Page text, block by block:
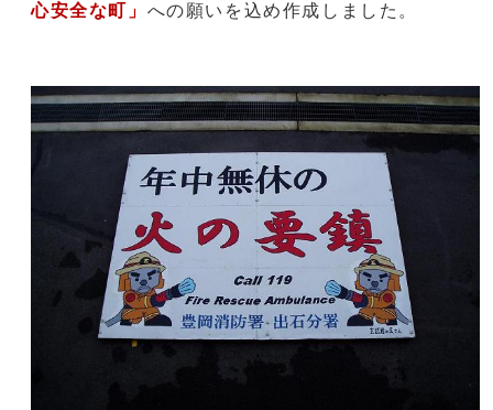
心安全な町」 への願いを込め作成しました。